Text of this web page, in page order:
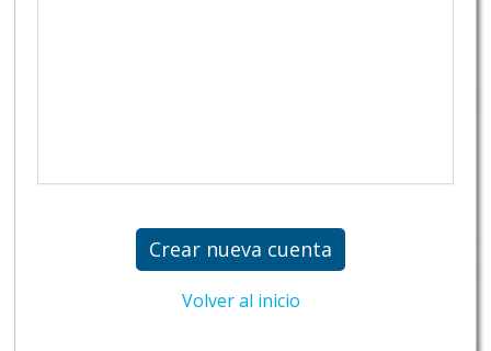
Crear nueva cuenta
Volver al inicio